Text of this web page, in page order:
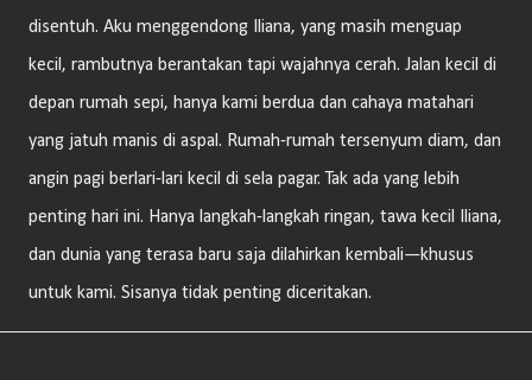
disentuh. Aku menggendong Iliana, yang masih menguap
kecil, rambutnya berantakan tapi wajahnya cerah. Jalan kecil di
depan rumah sepi, hanya kami berdua dan cahaya matahari
yang jatuh manis di aspal. Rumah-rumah tersenyum diam, dan
angin pagi berlari-lari kecil di sela pagar. Tak ada yang lebih
penting hari ini. Hanya langkah-langkah ringan, tawa kecil Iliana,
dan dunia yang terasa baru saja dilahirkan kembali—khusus
untuk kami. Sisanya tidak penting diceritakan.